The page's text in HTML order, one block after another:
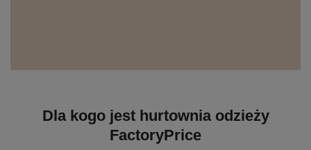
Dla kogo jest hurtownia odzieży
FactoryPrice